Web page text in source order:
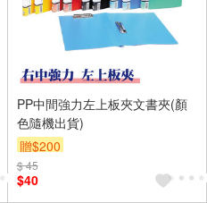
PP中間強力左上板夾文書夾(顏
色隨機出貨)
贈$200
$ 45
$40